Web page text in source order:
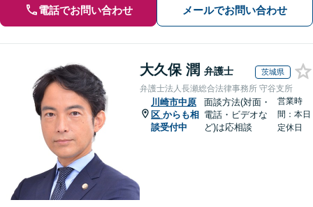
電話でお問い合わせ メールでお問い合わせ
大久保 潤 弁護士 茨城県
弁護士法人長瀬総合法律事務所 守谷支所
川崎市中原
区 からも相
談受付中
面談方法(対面・
電話・ビデオな
ど)は応相談
営業時
間：本日
定休日